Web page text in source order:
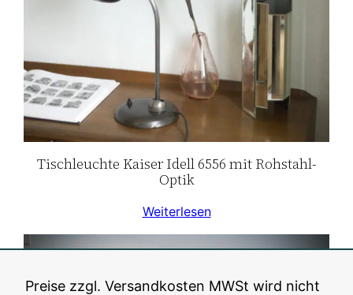
Preise zzgl. Versandkosten MWSt wird nicht
Tischleuchte Kaiser Idell 6556 mit Rohstahl-
Optik
Weiterlesen